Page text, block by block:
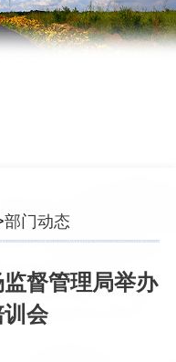
部门动态
督管理局举办
会